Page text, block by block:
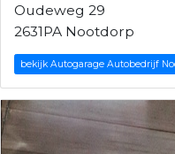
Oudeweg 29
2631PA Nootdorp
bekijk Autogarage Autobedrijf